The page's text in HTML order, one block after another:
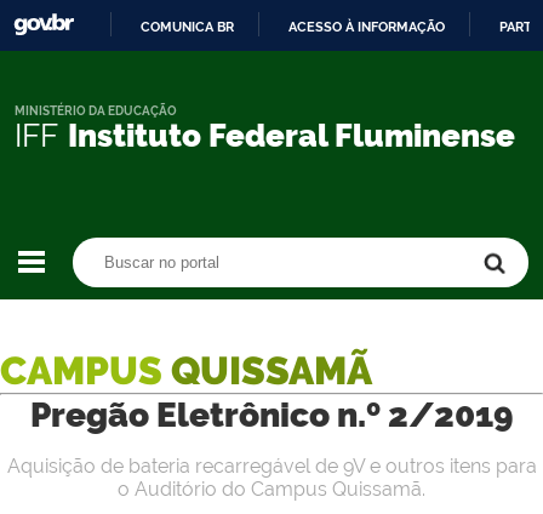
CONTEÚDO
COMUNICA BR ACESSO À INFORMAÇÃO
IFF Instituto Federal Fluminense
MINISTÉRIO DA EDUCAÇÃO
CAMPUS QUISSAMÃ
Pregão Eletrônico n.º 2/2019
Aquisição de bateria recarregável de 9V e outros itens para
o Auditório do Campus Quissamã.